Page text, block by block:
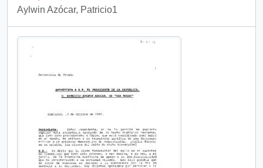
Aylwin Azócar, Patricio1